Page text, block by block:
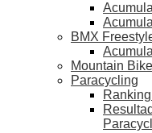
BMX
Mountain Bike
Paracycling